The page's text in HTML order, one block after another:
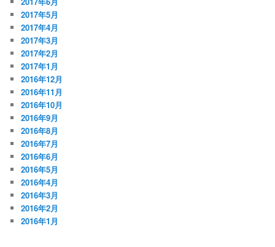
2017年5月
2017年4月
2017年3月
2017年2月
2017年1月
2016年12月
2016年11月
2016年10月
2016年9月
2016年8月
2016年7月
2016年6月
2016年5月
2016年4月
2016年3月
2016年2月
2016年1月